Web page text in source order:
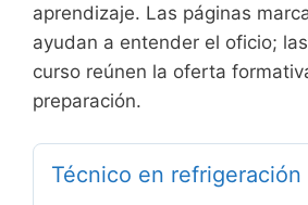
aprendizaje. Las páginas
ayudan a entender el oficio;
curso reúnen la oferta
preparación.
Técnico en refrigeración